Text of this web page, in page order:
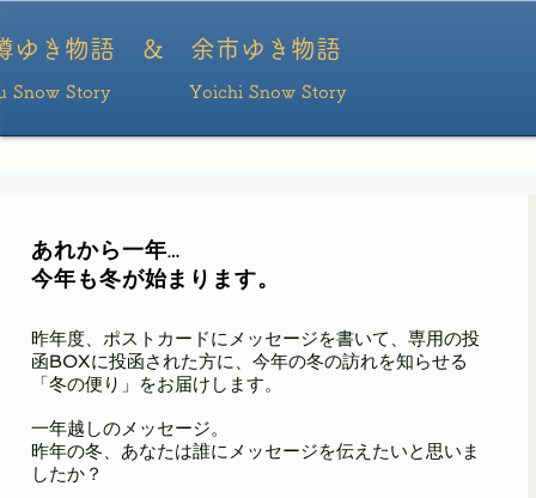
ゆき物語 ＆ ​余市ゆき物語
Snow Story Yoichi Snow Story
あれから一年…
今年も冬が始まります。
​昨年度、ポストカードにメッセージを書いて、専用の投
函BOXに投函された方に、今年の冬の訪れを知らせる
「冬の便り」をお届けします。
一年越しのメッセージ。
昨年の冬、あなたは誰にメッセージを伝えたいと思いま
したか？